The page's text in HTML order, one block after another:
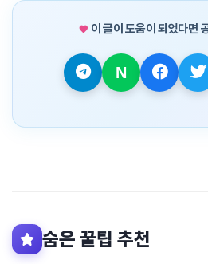
이 글이 도움이 되었다면
숨은 꿀팁 추천